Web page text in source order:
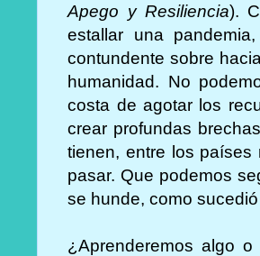
Apego y Resiliencia).
estallar una
contundente sobre
humanidad. No
costa de agotar los
crear profundas
tienen, entre los
pasar. Que podemos
se hunde, como
¿Aprenderemos algo